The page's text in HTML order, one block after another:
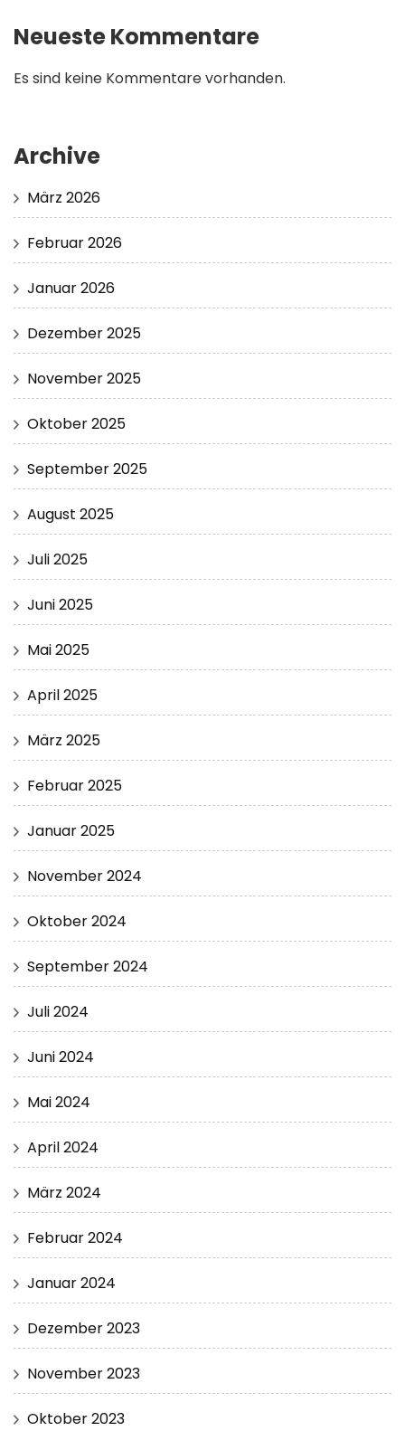
Neueste Kommentare
Es sind keine Kommentare vorhanden.
Archive
März 2026
Februar 2026
Januar 2026
Dezember 2025
November 2025
Oktober 2025
September 2025
August 2025
Juli 2025
Juni 2025
Mai 2025
April 2025
März 2025
Februar 2025
Januar 2025
November 2024
Oktober 2024
September 2024
Juli 2024
Juni 2024
Mai 2024
April 2024
März 2024
Februar 2024
Januar 2024
Dezember 2023
November 2023
Oktober 2023